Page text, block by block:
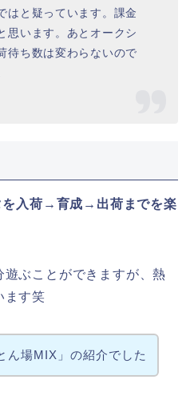
はと疑っています。課金
思います。あとオークシ
待ち数は変わらないので
を入荷→育成→出荷までを楽
ぶことができますが、熱
ます笑
ん場MIX」の紹介でした